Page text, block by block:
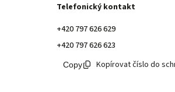
Telefonický kontakt
+420 797 626 629
+420 797 626 623
Kopírovat číslo do